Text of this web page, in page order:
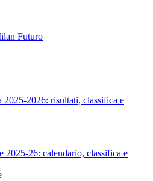
Futuro
2025-2026: risultati, classifica e
2025-26: calendario, classifica e